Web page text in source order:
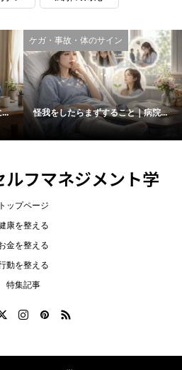
ケガ・事故・体のサイン
怪我をしたらまずすること｜病院...
フマネジメント学
トップページ
康を整える
金を整える
動を整える
特集記事